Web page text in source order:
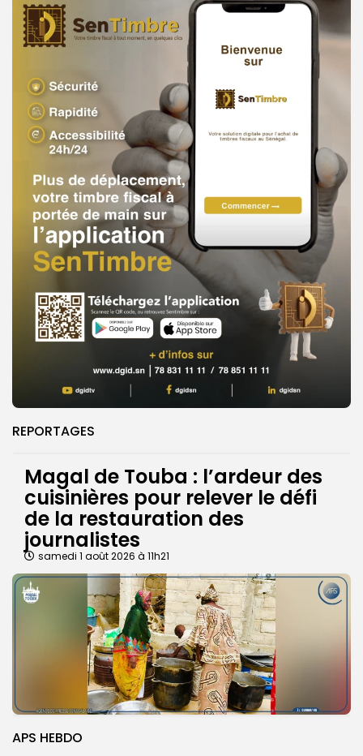
REPORTAGES
Magal de Touba : l’ardeur des
cuisinières pour relever le défi
de la restauration des
journalistes
samedi 1 août 2026 à 11h21
APS HEBDO